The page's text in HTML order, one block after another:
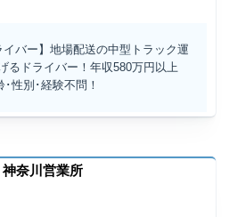
イバー】地場配送の中型トラック運
るドライバー！年収580万円以上
･性別･経験不問！
奈川営業所